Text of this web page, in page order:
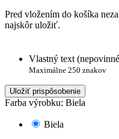
Pred vložením do košíka
najskôr uložiť.
Vlastný text
Maximálne 250 znakov
Uložiť prispôsobenie
Farba výrobku: Biela
Biela